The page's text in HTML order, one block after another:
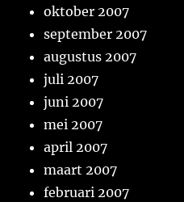
oktober 2007
september 2007
augustus 2007
juli 2007
juni 2007
mei 2007
april 2007
maart 2007
februari 2007